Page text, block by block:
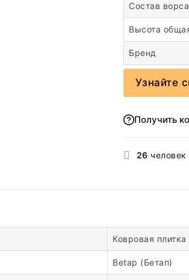
Состав ворса
Высота
Бренд
Узнайте
Получить
26
Ковровая плитка
Betap (Бетап)